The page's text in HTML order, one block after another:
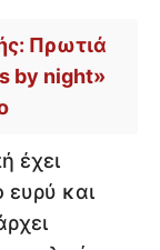
Πρωτιά
by night»
έχει
ευρύ και